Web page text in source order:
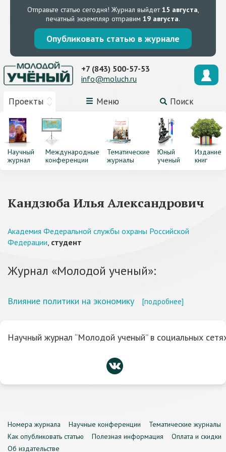
Отправьте статью сегодня! Журнал выйдет15 августа,
печатный экземпляр отправим 19 августа.
Опубликовать статью в журнале
Проекты Меню Поиск
+7 (843) 500-57-53
info@moluch.ru
Научный
журнал
Международные
конференции
Тематические
журналы
Юный
ученый
Издание
книг
Кандзюба Илья Александрович
Академия Федеральной службы охраны Российской
Федерации, студент
Журнал «Молодой ученый»:
Влияние политики на экономику [подробнее]
Научный журнал “Молодой ученый” в социальных
Номера журнала Научные конференции
Тематические журналы
Как опубликовать статью
Полезная информация
Оплата и скидки
Об издательстве